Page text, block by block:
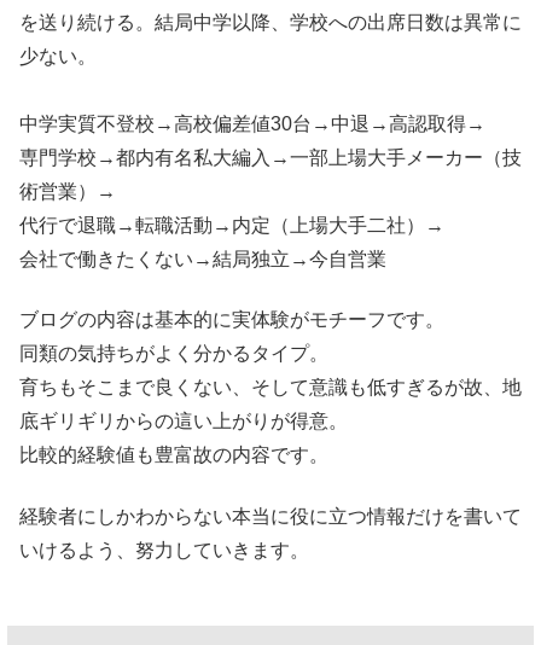
を送り続ける。結局中学以降、学校への出席日数は異常に
少ない。
中学実質不登校→高校偏差値30台→中退→高認取得→
専門学校→都内有名私大編入→一部上場大手メーカー（技
術営業）→
代行で退職→転職活動→内定（上場大手二社）→
会社で働きたくない→結局独立→今自営業
ブログの内容は基本的に実体験がモチーフです。
同類の気持ちがよく分かるタイプ。
育ちもそこまで良くない、そして意識も低すぎるが故、地
底ギリギリからの這い上がりが得意。
比較的経験値も豊富故の内容です。
経験者にしかわからない本当に役に立つ情報だけを書いて
いけるよう、努力していきます。